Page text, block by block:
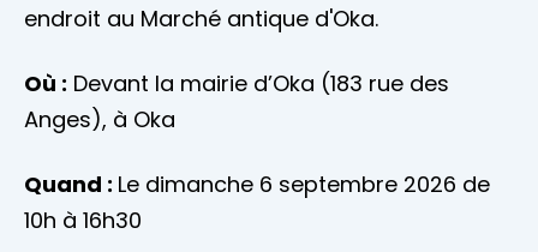
endroit au Marché antique d'Oka.
Où : Devant la mairie d’Oka (183 rue des
Anges), à Oka
Quand : Le dimanche 6 septembre 2026 de
10h à 16h30